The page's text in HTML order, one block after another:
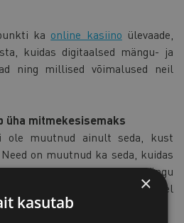
ka online kasiino ülevaade,
kuidas digitaalsed mängu- ja
ning millised võimalused neil
üha mitmekesisemaks
ole muutnud ainult seda, kust
on muutnud ka seda, kuidas
Paljud vaatavad mängu
allikast – teleülekanne ühel
ja arutelud sotsiaalmeedias.
×
kasutab